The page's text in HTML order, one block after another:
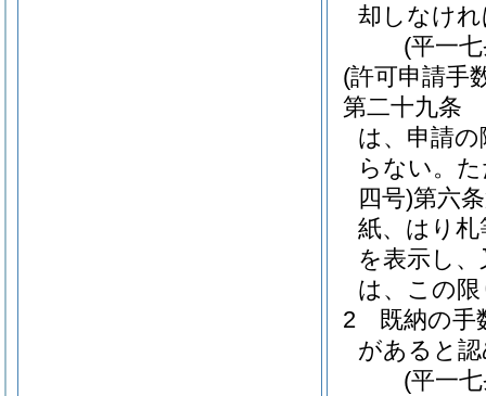
却しなけ
(平一
(許可申請手
第二十九条
は、申請の
らない。
四号)第六
紙、はり
を表示し
は、この
2
既納の手
があると
(平一